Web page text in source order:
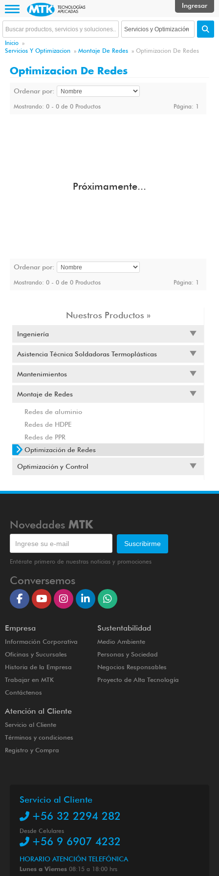
Inicio »
Servicios Y Optimizacion » Montaje De Redes » Optimizacion De Redes
Nuestros Productos »
Ingeniería
Asistencia Técnica Soldadoras Termoplásticas
Mantenimientos
Montaje de Redes
Redes de aluminio
Redes de HDPE
Redes de PPR
Optimización de Redes
Optimización y Control
Optimizacion De Redes
Ordenar por:
Mostrando: 0 - 0 de 0 Productos Página: 1
Próximamente...
Ordenar por:
Mostrando: 0 - 0 de 0 Productos Página: 1
Novedades MTK
Entérate primero de nuestras noticias y promociones
Conversemos
Empresa
Información Corporativa
Oficinas y Sucursales
Historia de la Empresa
Trabajar en MTK
Contáctenos
Sustentabilidad
Medio Ambiente
Personas y Sociedad
Negocios Responsables
Proyecto de Alta Tecnología
Atención al Cliente
Servicio al Cliente
Términos y condiciones
Registro y Compra
Servicio al Cliente
+56 32 2294 282
Desde Celulares
+56 9 6907 4232
HORARIO ATENCIÓN TELEFÓNICA
Lunes a Viernes 08:15 a 18:00 hrs